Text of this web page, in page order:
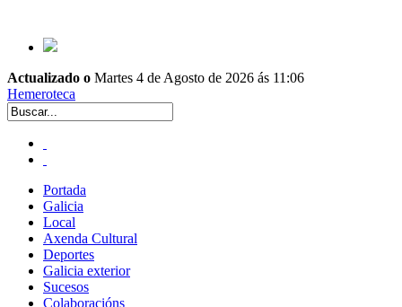
Actualizado o Martes 4 de Agosto de 2026 ás 11:06
Hemeroteca
Portada
Galicia
Local
Axenda Cultural
Deportes
Galicia exterior
Sucesos
Colaboracións